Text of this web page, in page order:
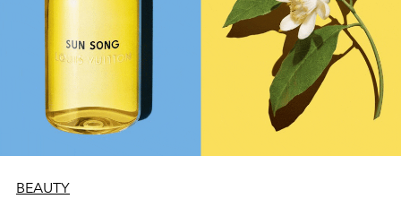
BEAUTY